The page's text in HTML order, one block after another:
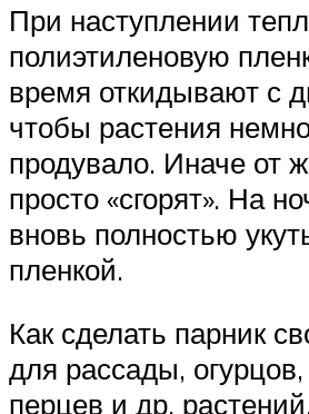
При наступлении
полиэтиленовую
время откидывают с
чтобы растения
продувало. Иначе от
просто «сгорят». На
вновь полностью
пленкой.
Как сделать парник
для рассады,
перцев и др.